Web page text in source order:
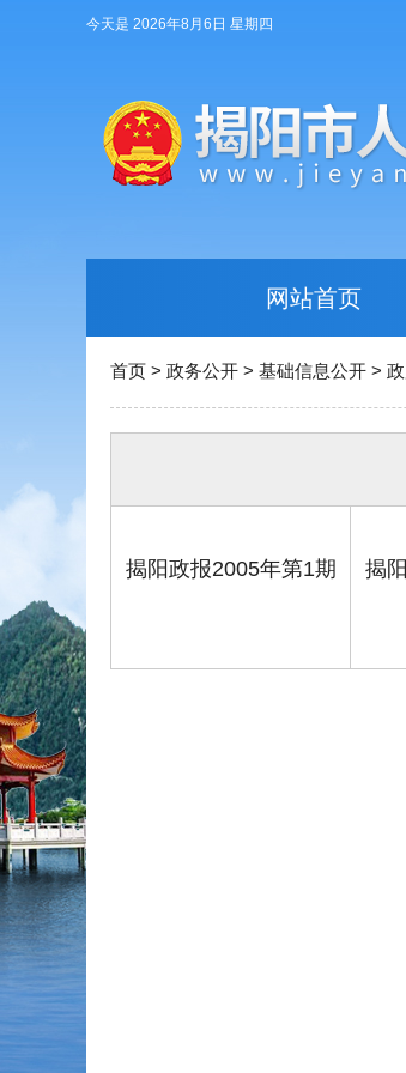
今天是 2026年8月6日 星期四
网站首页
首页 > 政务公开 > 基础信息公开 >
揭阳政报2005年第1期 揭